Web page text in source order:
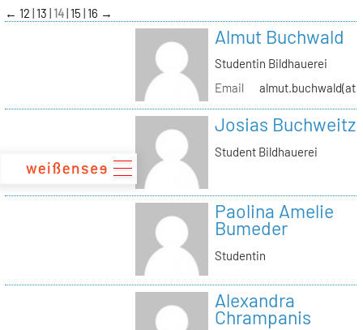
zum
Inhalt
← 12 13 14 15 16 →
Almut Buchwald
Studentin Bildhauerei
Email
Josias Buchweitz
Student Bildhauerei
Paolina Amelie
Bumeder
Studentin
Alexandra
Chrampanis